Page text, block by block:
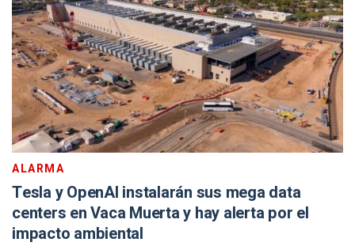
ALARMA
Tesla y OpenAI instalarán sus mega data
centers en Vaca Muerta y hay alerta por el
impacto ambiental